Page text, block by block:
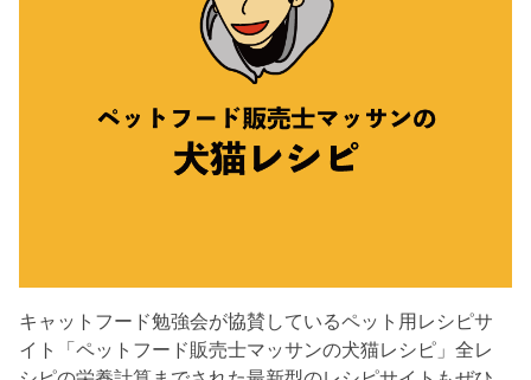
キャットフード勉強会が協賛しているペット用レシピサ
イト「ペットフード販売士マッサンの犬猫レシピ」全レ